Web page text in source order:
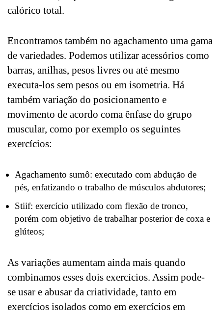
calórico total.
Encontramos também no agachamento uma gama
de variedades. Podemos utilizar acessórios como
barras, anilhas, pesos livres ou até mesmo
executa-los sem pesos ou em isometria. Há
também variação do posicionamento e
movimento de acordo coma ênfase do grupo
muscular, como por exemplo os seguintes
exercícios:
Agachamento sumô: executado com abdução de
pés, enfatizando o trabalho de músculos abdutores;
Stiif: exercício utilizado com flexão de tronco,
porém com objetivo de trabalhar posterior de coxa e
glúteos;
As variações aumentam ainda mais quando
combinamos esses dois exercícios. Assim pode-
se usar e abusar da criatividade, tanto em
exercícios isolados como em exercícios em